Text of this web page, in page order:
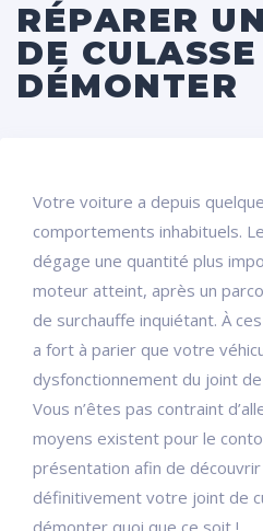
RÉPARER
DE
DÉMONTER
Votre voiture a depuis
comportements inhabituels.
dégage une quantité plus
moteur atteint, après un
de surchauffe inquiétant. À
a fort à parier que votre
dysfonctionnement du joint
Vous n’êtes pas contraint
moyens existent pour le
présentation afin de
définitivement votre joint de
démonter quoi que ce soit !